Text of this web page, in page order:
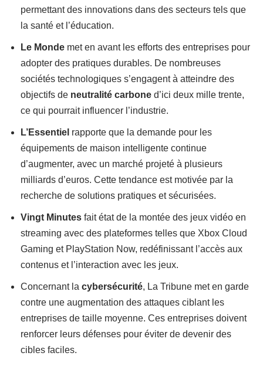
permettant des innovations dans des secteurs tels que
la santé et l’éducation.
Le Monde met en avant les efforts des entreprises pour
adopter des pratiques durables. De nombreuses
sociétés technologiques s’engagent à atteindre des
objectifs de neutralité carbone d’ici deux mille trente,
ce qui pourrait influencer l’industrie.
L’Essentiel rapporte que la demande pour les
équipements de maison intelligente continue
d’augmenter, avec un marché projeté à plusieurs
milliards d’euros. Cette tendance est motivée par la
recherche de solutions pratiques et sécurisées.
Vingt Minutes fait état de la montée des jeux vidéo en
streaming avec des plateformes telles que Xbox Cloud
Gaming et PlayStation Now, redéfinissant l’accès aux
contenus et l’interaction avec les jeux.
Concernant la cybersécurité, La Tribune met en garde
contre une augmentation des attaques ciblant les
entreprises de taille moyenne. Ces entreprises doivent
renforcer leurs défenses pour éviter de devenir des
cibles faciles.